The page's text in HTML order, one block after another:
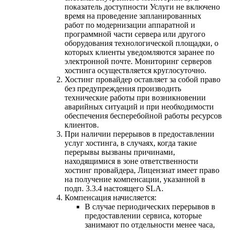
показатель доступности Услуги не включено
время на проведение запланированных
работ по модернизации аппаратной и
программной части сервера или другого
оборудования технологической площадки, о
которых клиенты уведомляются заранее по
электронной почте. Мониторинг серверов
хостинга осуществляется круглосуточно.
Хостинг провайдер оставляет за собой право
без предупреждения производить
технические работы при возникновении
аварийных ситуаций и при необходимости
обеспечения бесперебойной работы ресурсов
клиентов.
При наличии перерывов в предоставлении
услуг хостинга, в случаях, когда такие
перерывы вызваны причинами,
находящимися в зоне ответственности
хостинг провайдера, Лицензиат имеет право
на получение компенсации, указанной в
подп. 3.3.4 настоящего SLA.
Компенсация начисляется:
В случае периодических перерывов в
предоставлении сервиса, которые
занимают по отдельности менее часа,